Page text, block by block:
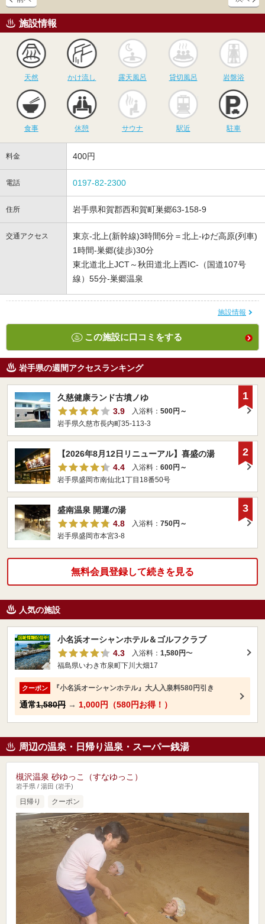
施設情報
天然
かけ流し
かけ流し
露天風呂
露天風呂
貸切風呂
貸切風呂 岩盤浴
食事 休憩
サウナ
サウナ 駅近 駐車
料金 400円
電話 0197-82-2300
住所 岩手県和賀郡西和賀町巣郷63-158-9
交通アクセス
東京-北上(新幹線)3時間6分＝北上-ゆだ高原(列車)
1時間-巣郷(徒歩)30分
東北道北上JCT～秋田道北上西IC-（国道107号
線）55分-巣郷温泉
施設情報
この施設に口コミをする
岩手県の週間アクセスランキング
久慈健康ランド古墳ノゆ
3.9
入浴料： 500円～
岩手県久慈市長内町35-113-3
1
【2026年8月12日リニューアル】喜盛の湯
4.4
入浴料： 600円～
岩手県盛岡市南仙北1丁目18番50号
2
盛南温泉 開運の湯
4.8
入浴料： 750円～
岩手県盛岡市本宮3-8
3
無料会員登録して続きを見る
人気の施設
小名浜オーシャンホテル＆ゴルフクラブ
4.3
入浴料： 1,580円〜
福島県いわき市泉町下川大畑17
クーポン 『小名浜オーシャンホテル』大人入泉料580円引き
通常1,580円 → 1,000円（580円お得！）
周辺の温泉・日帰り温泉・スーパー銭湯
槻沢温泉 砂ゆっこ（すなゆっこ）
岩手県 / 湯田 (岩手)
日帰り クーポン